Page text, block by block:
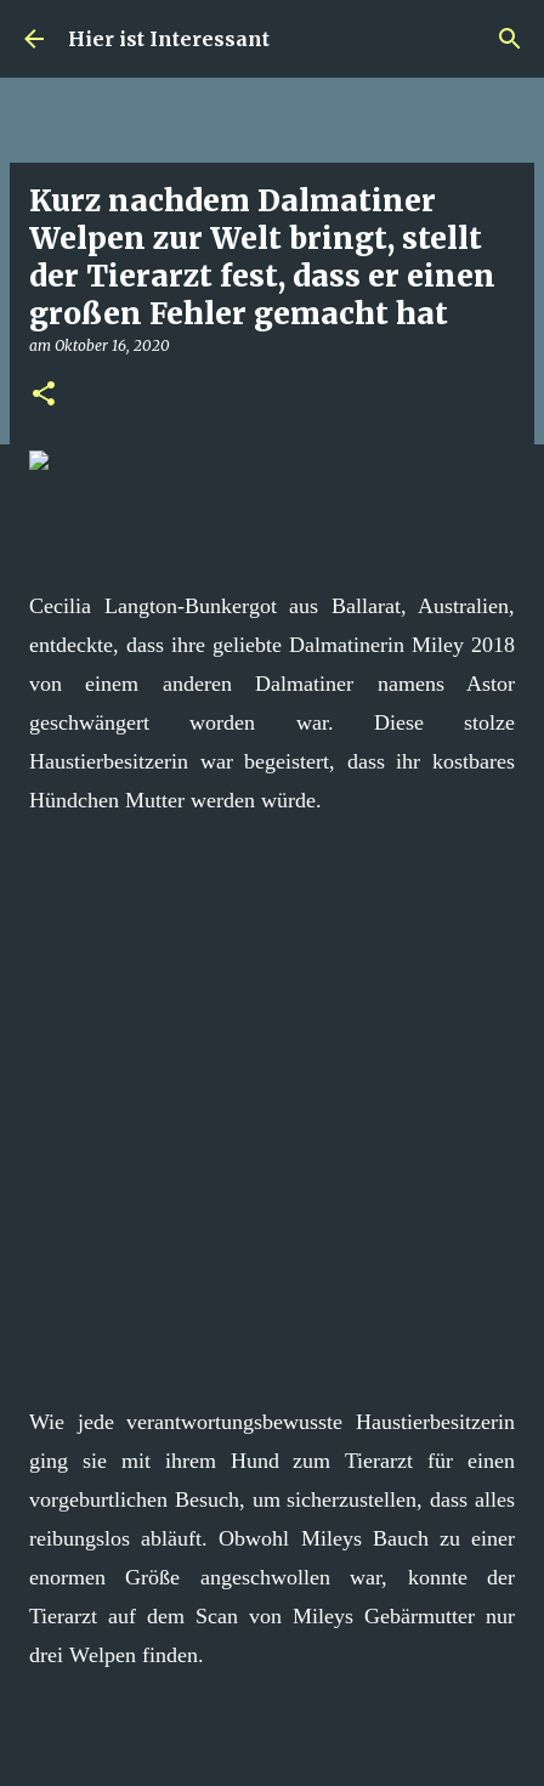
Direkt zum Hauptbereich
Hier ist Interessant
Kurz nachdem Dalmatiner
Welpen zur Welt bringt, stellt
der Tierarzt fest, dass er einen
großen Fehler gemacht hat
am Oktober 16, 2020
Cecilia Langton-Bunkergot aus Ballarat, Australien,
entdeckte, dass ihre geliebte Dalmatinerin Miley 2018
von einem anderen Dalmatiner namens Astor
geschwängert worden war. Diese stolze
Haustierbesitzerin war begeistert, dass ihr kostbares
Hündchen Mutter werden würde.
Wie jede verantwortungsbewusste Haustierbesitzerin
ging sie mit ihrem Hund zum Tierarzt für einen
vorgeburtlichen Besuch, um sicherzustellen, dass alles
reibungslos abläuft. Obwohl Mileys Bauch zu einer
enormen Größe angeschwollen war, konnte der
Tierarzt auf dem Scan von Mileys Gebärmutter nur
drei Welpen finden.